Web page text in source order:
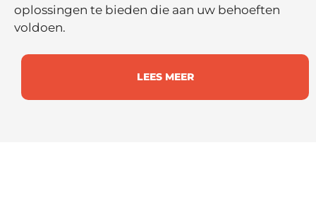
oplossingen te bieden die aan uw behoeften
voldoen.
LEES MEER